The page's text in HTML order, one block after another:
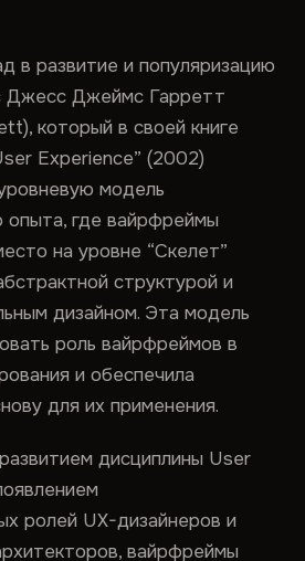
в развитие и популяризацию
Джесс Джеймс Гарретт
который в своей книге
Experience” (2002)
модель
опыта, где вайрфреймы
на уровне “Скелет”
структурой и
дизайном. Эта модель
роль вайрфреймов в
и обеспечила
для их применения.
дисциплины User
ролей UX-дизайнеров и
вайрфреймы